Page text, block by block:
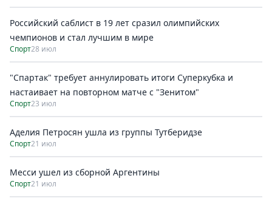
Российский саблист в 19 лет сразил олимпийских
чемпионов и стал лучшим в мире
Спорт28 июл
"Спартак" требует аннулировать итоги Суперкубка и
настаивает на повторном матче с "Зенитом"
Спорт23 июл
Аделия Петросян ушла из группы Тутберидзе
Спорт21 июл
Месси ушел из сборной Аргентины
Спорт21 июл